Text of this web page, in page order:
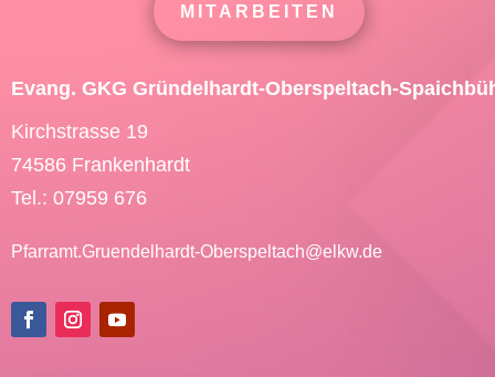
MITARBEITEN
Evang. GKG Gründelhardt-Oberspeltach-
Kirchstrasse 19
74586 Frankenhardt
Tel.: 07959 676
Pfarramt.Gruendelhardt-Oberspeltach@elkw.de